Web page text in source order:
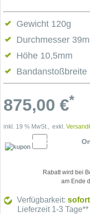
Gewicht 120g
Durchmesser
Höhe 10,5mm
Bandanstoßbreite
875,00 €*
inkl. 19 % MwSt., exkl.
10% Cupon
Rabatt wird bei
am Ende
Verfügbarkeit:
Lieferzeit 1-3 Tage**